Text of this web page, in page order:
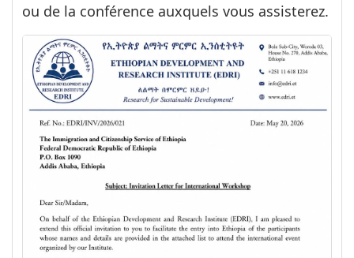
ou de la conférence auxquels vous assisterez.